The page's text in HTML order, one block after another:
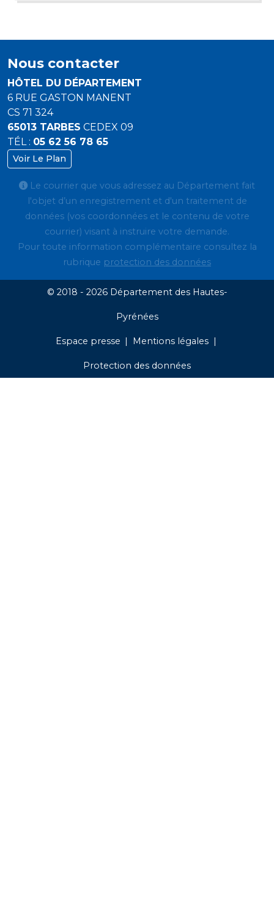
Nous contacter
HÔTEL DU DÉPARTEMENT
6 RUE GASTON MANENT
CS 71 324
65013 TARBES CEDEX 09
TÉL : 05 62 56 78 65
Voir Le Plan
Le courrier que vous adressez au Département fait
l'objet d’un enregistrement et d'un traitement de
données (vos coordonnées et le contenu de votre
courrier) visant à instruire votre demande.
Pour toute information complémentaire consultez la
rubrique protection des données
© 2018 - 2026 Département des Hautes-
Pyrénées
Espace presse Mentions légales
Protection des données